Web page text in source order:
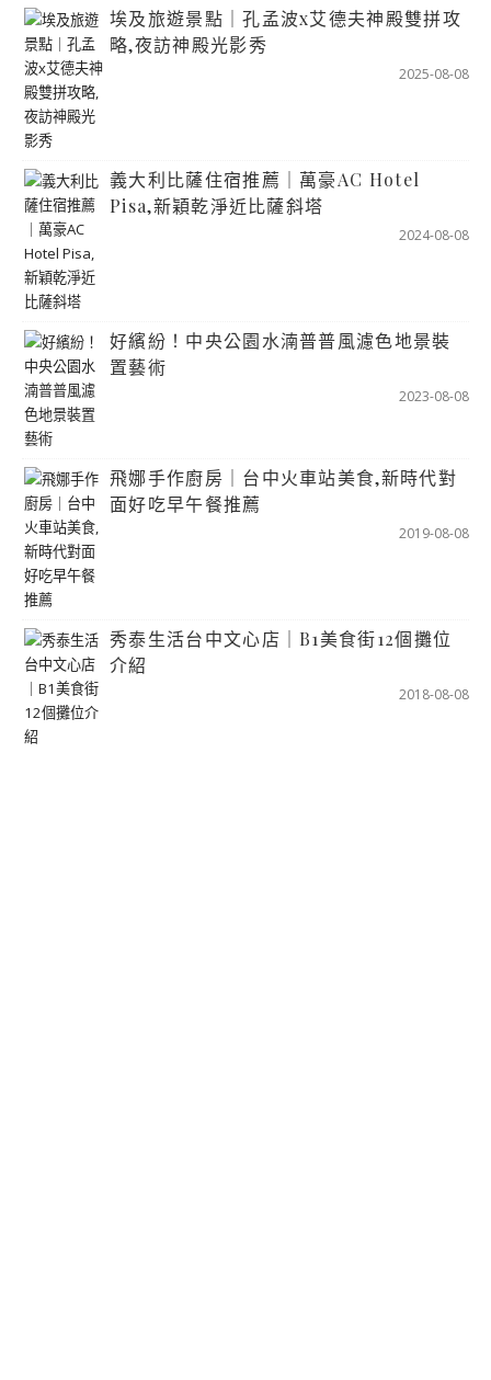
埃及旅遊景點｜孔孟波x艾德夫神殿雙拼攻
略,夜訪神殿光影秀
2025-08-08
義大利比薩住宿推薦｜萬豪AC Hotel
Pisa,新穎乾淨近比薩斜塔
2024-08-08
好繽紛！中央公園水湳普普風濾色地景裝
置藝術
2023-08-08
飛娜手作廚房｜台中火車站美食,新時代對
面好吃早午餐推薦
2019-08-08
秀泰生活台中文心店｜B1美食街12個攤位
介紹
2018-08-08